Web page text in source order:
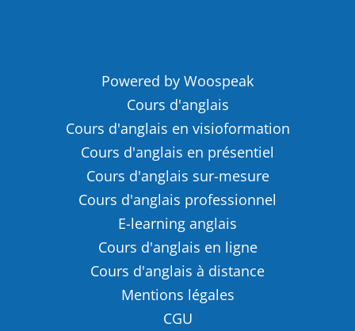
Powered by Woospeak
Cours d'anglais
Cours d'anglais en visioformation
Cours d'anglais en présentiel
Cours d'anglais sur-mesure
Cours d'anglais professionnel
E-learning anglais
Cours d'anglais en ligne
Cours d'anglais à distance
Mentions légales
CGU